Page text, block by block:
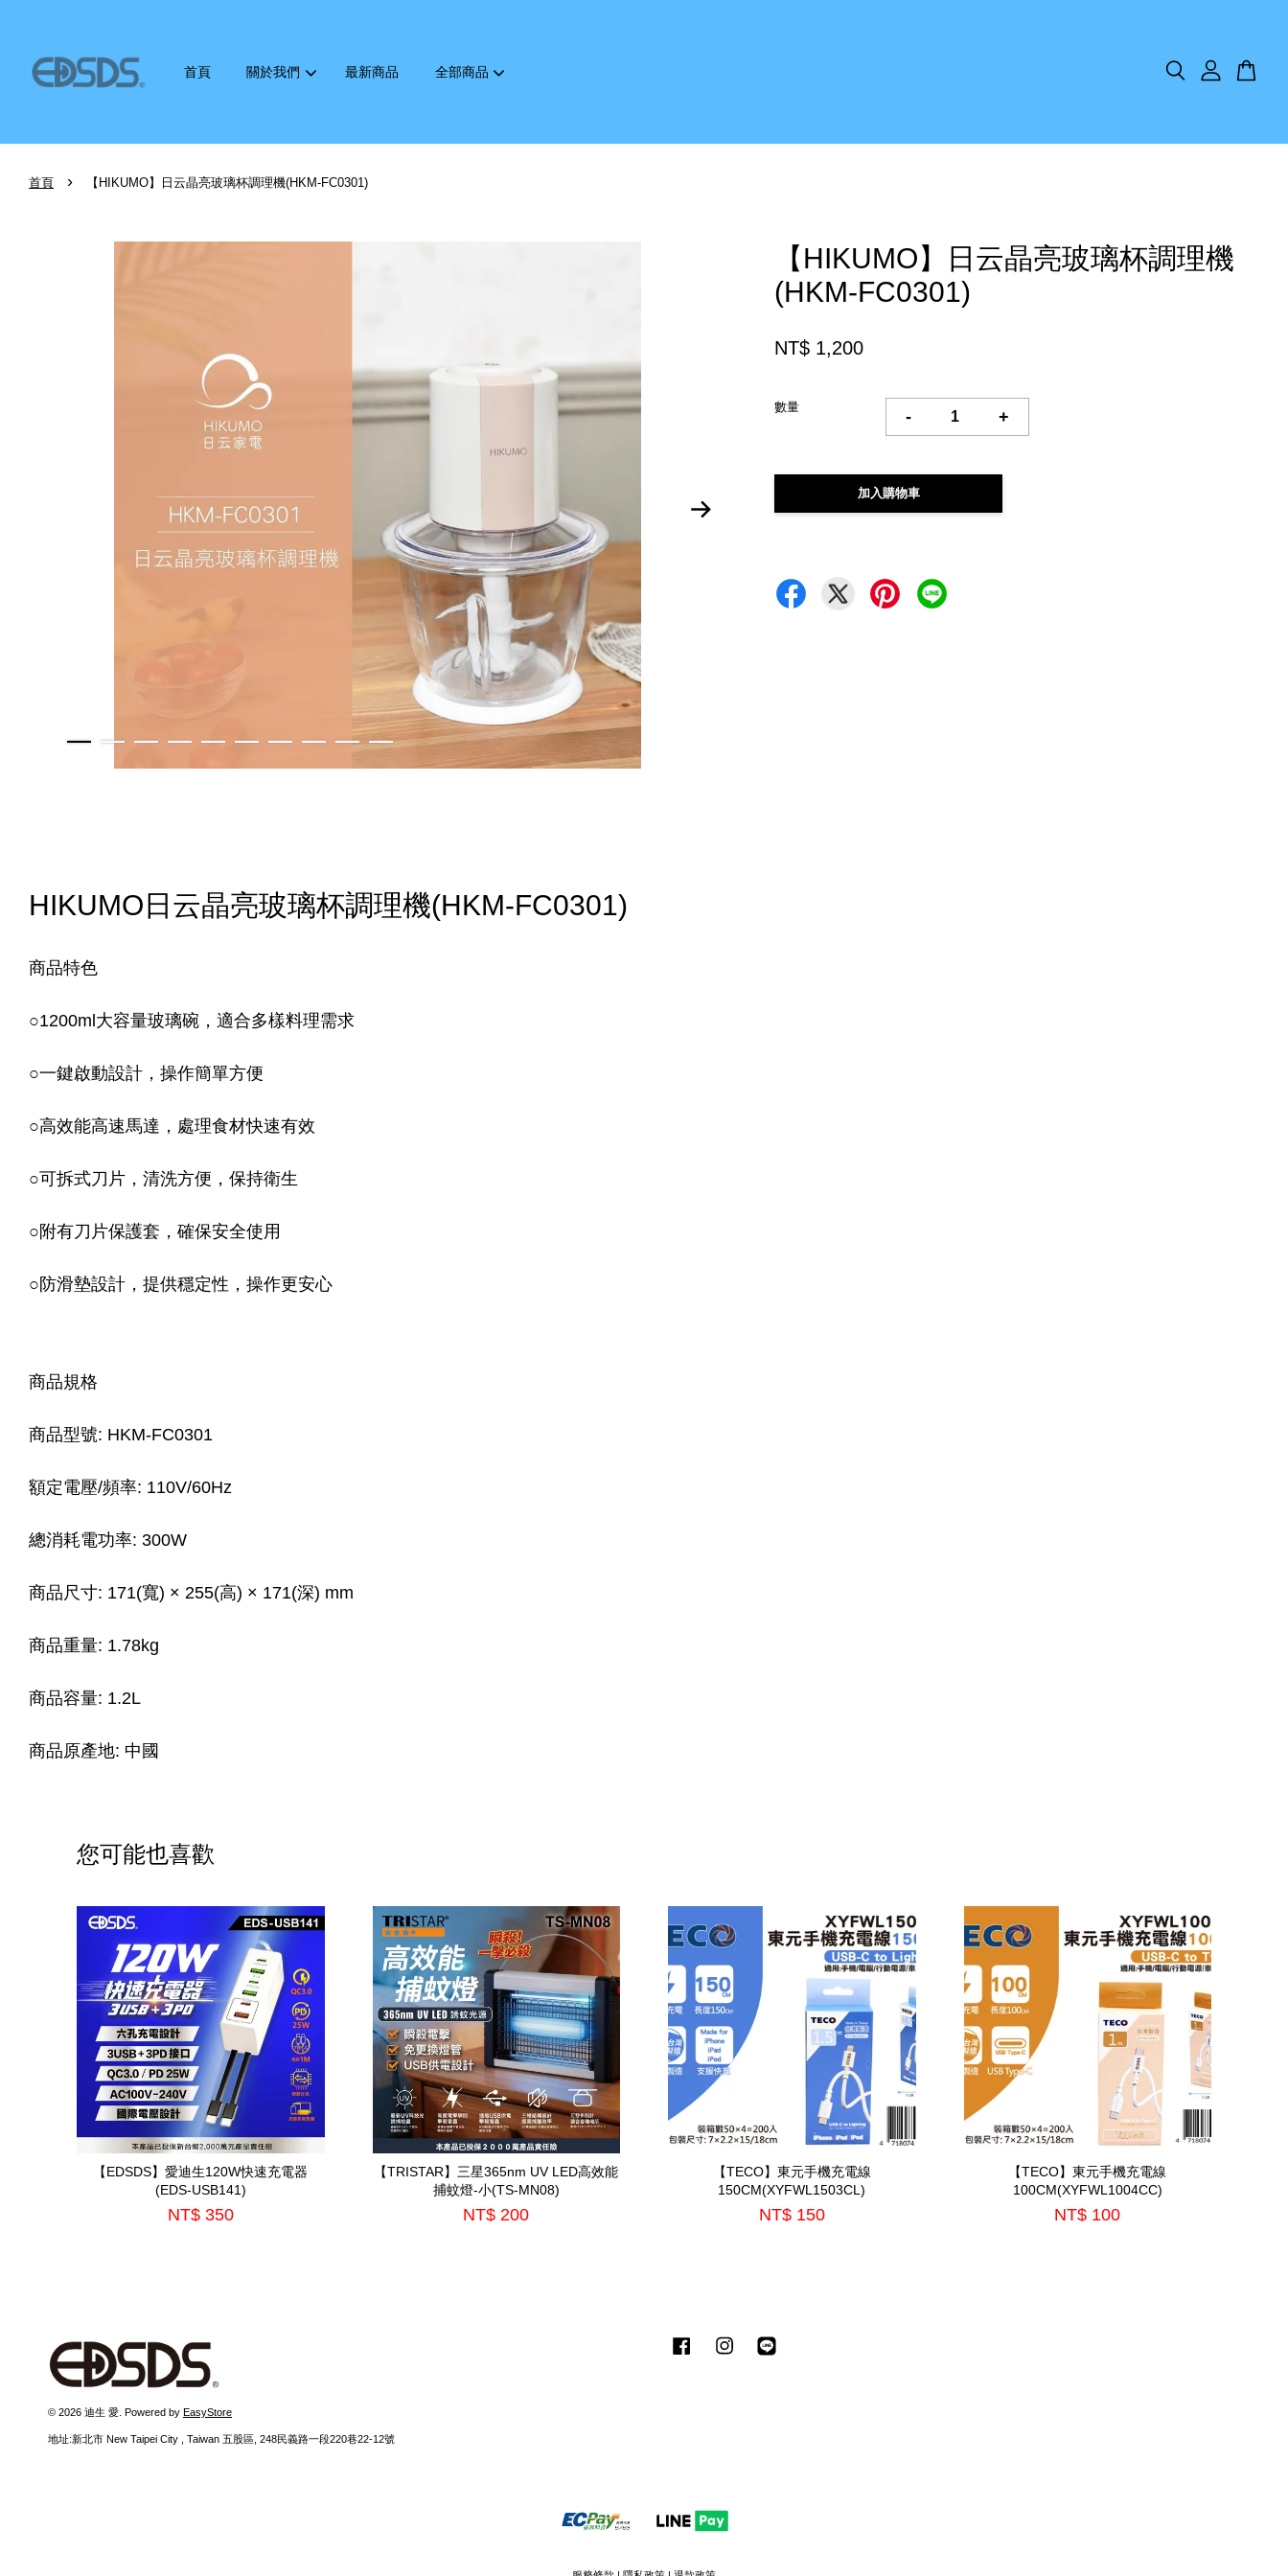
首頁 關於我們 最新商品 全部商品
首頁 › 【HIKUMO】日云晶亮玻璃杯調理機(HKM-FC0301)
【HIKUMO】日云晶亮玻璃杯調理機
(HKM-FC0301)
NT$ 1,200
數量
- +
加入購物車
HIKUMO日云晶亮玻璃杯調理機(HKM-FC0301)
商品特色
○1200ml大容量玻璃碗，適合多樣料理需求
○一鍵啟動設計，操作簡單方便
○高效能高速馬達，處理食材快速有效
○可拆式刀片，清洗方便，保持衛生
○ 附有刀片保護套，確保安全使用
○ 防滑墊設計，提供穩定性，操作更安心
商品規格
商品型號: HKM-FC0301
額定電壓/頻率: 110V/60Hz
總消耗電功率: 300W
商品尺寸: 171(寬) × 255(高) × 171(深) mm
商品重量: 1.78kg
商品容量: 1.2L
商品原產地: 中國
您可能也喜歡
【EDSDS】愛迪生120W快速充電器
(EDS-USB141)
NT$ 350
【TRISTAR】三星365nm UV LED高效能
捕蚊燈-小(TS-MN08)
NT$ 200
【TECO】東元手機充電線
150CM(XYFWL1503CL)
NT$ 150
【TECO】東元手機充電線
100CM(XYFWL1004CC)
NT$ 100
© 2026 迪生 愛. Powered by EasyStore
地址:新北市 New Taipei City , Taiwan 五股區, 248民義路一段220巷22-12號
Facebook Instagram